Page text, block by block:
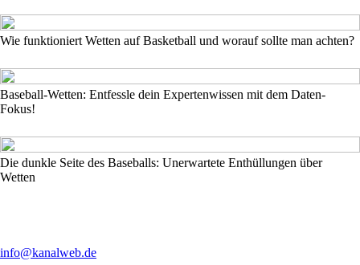
Wie funktioniert Wetten auf Basketball und worauf sollte man achten?
Baseball-Wetten: Entfessle dein Expertenwissen mit dem Daten-
Fokus!
Die dunkle Seite des Baseballs: Unerwartete Enthüllungen über
Wetten
info@kanalweb.de